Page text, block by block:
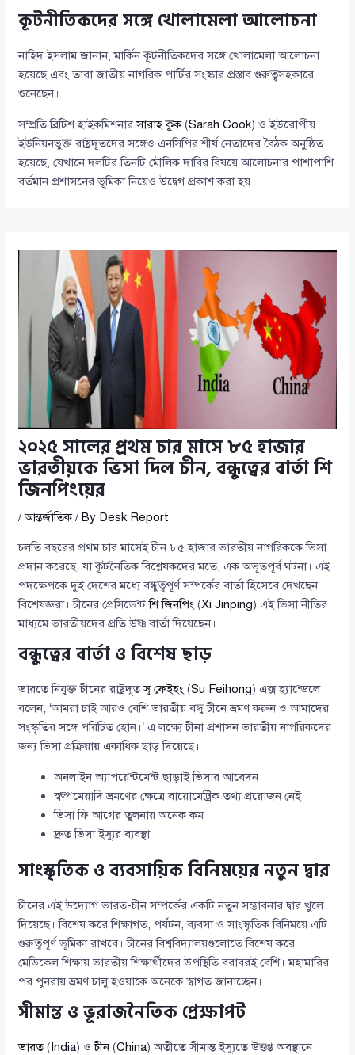
কূটনীতিকদের সঙ্গে খোলামেলা আলোচনা
নাহিদ ইসলাম জানান, মার্কিন কূটনীতিকদের সঙ্গে খোলামেলা আলোচনা
হয়েছে এবং তারা জাতীয় নাগরিক পার্টির সংস্কার প্রস্তাব গুরুত্বসহকারে
শুনেছেন।
সম্প্রতি ব্রিটিশ হাইকমিশনারসারাহ কুক(Sarah Cook) ও ইউরোপীয়
ইউনিয়নভুক্ত রাষ্ট্রদূতদের সঙ্গেও এনসিপির শীর্ষ নেতাদের বৈঠক অনুষ্ঠিত
হয়েছে, যেখানে দলটির তিনটি মৌলিক দাবির বিষয়ে আলোচনার পাশাপাশি
বর্তমান প্রশাসনের ভূমিকা নিয়েও উদ্বেগ প্রকাশ করা হয়।
২০২৫ সালের প্রথম চার মাসে ৮৫ হাজার
ভারতীয়কে ভিসা দিল চীন, বন্ধুত্বের বার্তা শি
জিনপিংয়ের
/আন্তর্জাতিক/ By Desk Report
চলতি বছরের প্রথম চার মাসেই চীন ৮৫ হাজার ভারতীয় নাগরিককে ভিসা
প্রদান করেছে, যা কূটনৈতিক বিশ্লেষকদের মতে, এক অভূতপূর্ব ঘটনা। এই
পদক্ষেপকে দুই দেশের মধ্যে বন্ধুত্বপূর্ণ সম্পর্কের বার্তা হিসেবে দেখছেন
বিশেষজ্ঞরা। চীনের প্রেসিডেন্টশি জিনপিং (Xi Jinping) এই ভিসা নীতির
মাধ্যমে ভারতীয়দের প্রতি উষ্ণ বার্তা দিয়েছেন।
বন্ধুত্বের বার্তা ও বিশেষ ছাড়
ভারতে নিযুক্ত চীনের রাষ্ট্রদূতসু ফেইহং (Su Feihong) এক্স হ্যান্ডেলে
বলেন, ‘আমরা চাই আরও বেশি ভারতীয় বন্ধু চীনে ভ্রমণ করুন ও আমাদের
সংস্কৃতির সঙ্গে পরিচিত হোন।’ এ লক্ষ্যে চীনা প্রশাসন ভারতীয় নাগরিকদের
জন্য ভিসা প্রক্রিয়ায় একাধিক ছাড় দিয়েছে।
অনলাইন অ্যাপয়েন্টমেন্ট ছাড়াই ভিসার আবেদন
স্বল্পমেয়াদি ভ্রমণের ক্ষেত্রে বায়োমেট্রিক তথ্য প্রয়োজন নেই
ভিসা ফি আগের তুলনায় অনেক কম
দ্রুত ভিসা ইস্যুর ব্যবস্থা
সাংস্কৃতিক ও ব্যবসায়িক বিনিময়ের নতুন দ্বার
চীনের এই উদ্যোগ ভারত-চীন সম্পর্কের একটি নতুন সম্ভাবনার দ্বার খুলে
দিয়েছে। বিশেষ করে শিক্ষাগত, পর্যটন, ব্যবসা ও সাংস্কৃতিক বিনিময়ে এটি
গুরুত্বপূর্ণ ভূমিকা রাখবে। চীনের বিশ্ববিদ্যালয়গুলোতে বিশেষ করে
মেডিকেল শিক্ষায় ভারতীয় শিক্ষার্থীদের উপস্থিতি বরাবরই বেশি। মহামারির
পর পুনরায় ভ্রমণ চালু হওয়াকে অনেকে স্বাগত জানাচ্ছেন।
সীমান্ত ও ভূরাজনৈতিক প্রেক্ষাপট
ভারত(India) ওচীন(China) অতীতে সীমান্ত ইস্যুতে উত্তপ্ত অবস্থানে